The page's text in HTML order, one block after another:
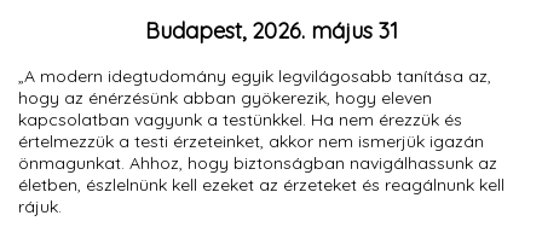
Budapest, 2026. május 31
„A modern idegtudomány egyik legvilágosabb tanítása az,
hogy az énérzésünk abban gyökerezik, hogy eleven
kapcsolatban vagyunk a testünkkel. Ha nem érezzük és
értelmezzük a testi érzeteinket, akkor nem ismerjük igazán
önmagunkat. Ahhoz, hogy biztonságban navigálhassunk az
életben, észlelnünk kell ezeket az érzeteket és reagálnunk kell
rájuk.